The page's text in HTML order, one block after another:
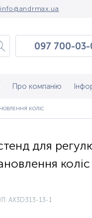
info@andrmax.ua
097 700-03-
097 003-
Про компанію
КОЛІС
для
AX3D313-13-1